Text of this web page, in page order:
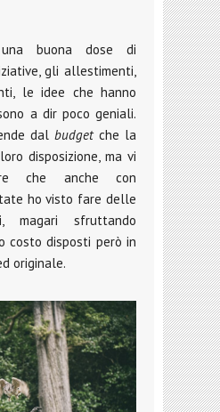
buona dose di
gli allestimenti,
le idee che hanno
a dir poco geniali.
dal budgetche la
disposizione, ma vi
che anche con
ho visto fare delle
magari sfruttando
costo disposti però in
originale.